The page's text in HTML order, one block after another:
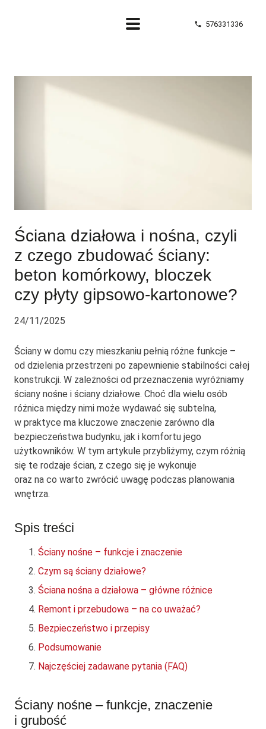
phone 576331336
Ściana działowa i nośna, czyli
z czego zbudować ściany:
beton komórkowy, bloczek
czy płyty gipsowo-kartonowe?
24/11/2025
Ściany w domu czy mieszkaniu pełnią różne funkcje –
od dzielenia przestrzeni po zapewnienie stabilności całej
konstrukcji. W zależności od przeznaczenia wyróżniamy
ściany nośne i ściany działowe. Choć dla wielu osób
różnica między nimi może wydawać się subtelna,
w praktyce ma kluczowe znaczenie zarówno dla
bezpieczeństwa budynku, jak i komfortu jego
użytkowników. W tym artykule przybliżymy, czym różnią
się te rodzaje ścian, z czego się je wykonuje
oraz na co warto zwrócić uwagę podczas planowania
wnętrza.
Spis treści
Ściany nośne – funkcje i znaczenie
Czym są ściany działowe?
Ściana nośna a działowa – główne różnice
Remont i przebudowa – na co uważać?
Bezpieczeństwo i przepisy
Podsumowanie
Najczęściej zadawane pytania (FAQ)
Ściany nośne – funkcje, znaczenie
i grubość